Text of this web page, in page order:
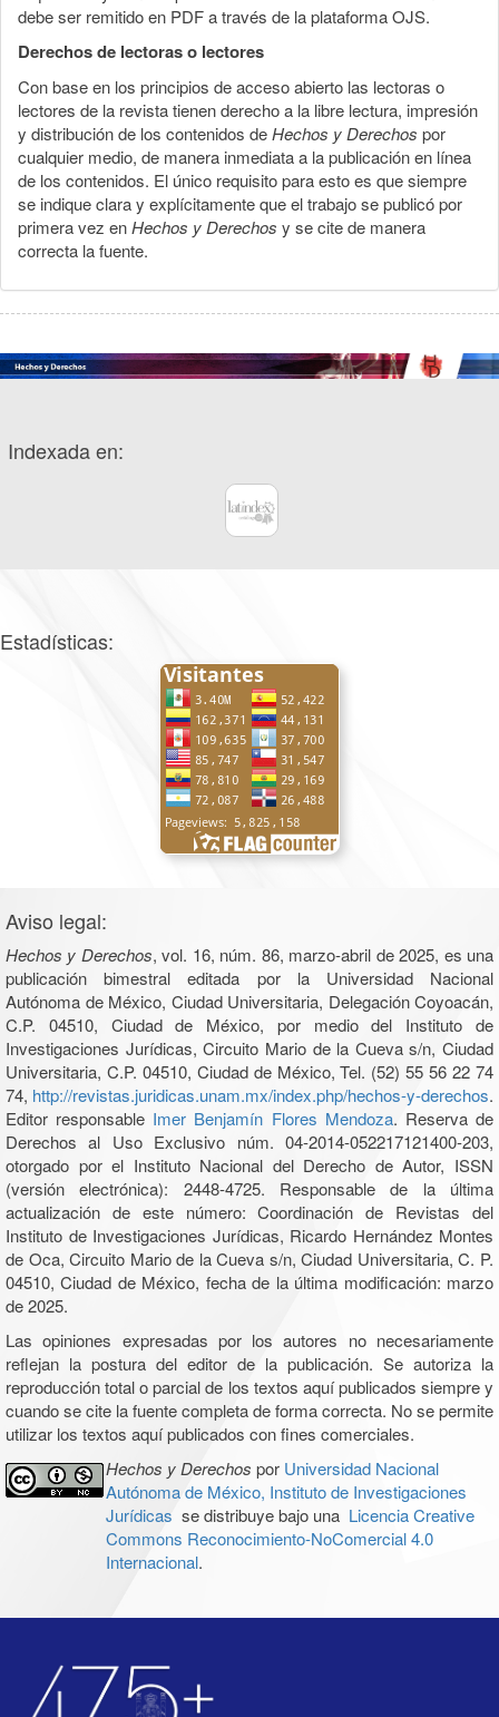
debe ser remitido en PDF a través de la plataforma OJS.
Derechos de lectoras o lectores
Con base en los principios de acceso abierto las lectoras o
lectores de la revista tienen derecho a la libre lectura, impresión
y distribución de los contenidos deHechos y Derechos por
cualquier medio, de manera inmediata a la publicación en línea
de los contenidos. El único requisito para esto es que siempre
se indique clara y explícitamente que el trabajo se publicó por
primera vez enHechos y Derechos y se cite de manera
correcta la fuente.
Indexada en:
Estadísticas:
Aviso legal:
Hechos y Derechos, vol. 16, núm. 86, marzo-abril de 2025, es una
publicación bimestral editada por la Universidad Nacional
Autónoma de México, Ciudad Universitaria, Delegación Coyoacán,
C.P. 04510, Ciudad de México, por medio del Instituto de
Investigaciones Jurídicas, Circuito Mario de la Cueva s/n, Ciudad
Universitaria, C.P. 04510, Ciudad de México, Tel. (52) 55 56 22 74
74, http://revistas.juridicas.unam.mx/index.php/hechos-y-derechos.
Editor responsable Imer Benjamín Flores Mendoza. Reserva de
Derechos al Uso Exclusivo núm. 04-2014-052217121400-203,
otorgado por el Instituto Nacional del Derecho de Autor, ISSN
(versión electrónica): 2448-4725. Responsable de la última
actualización de este número: Coordinación de Revistas del
Instituto de Investigaciones Jurídicas, Ricardo Hernández Montes
de Oca, Circuito Mario de la Cueva s/n, Ciudad Universitaria, C. P.
04510, Ciudad de México, fecha de la última modificación: marzo
de 2025.
Las opiniones expresadas por los autores no necesariamente
reflejan la postura del editor de la publicación. Se autoriza la
reproducción total o parcial de los textos aquí publicados siempre y
cuando se cite la fuente completa de forma correcta. No se permite
utilizar los textos aquí publicados con fines comerciales.
Hechos y Derechos por Universidad Nacional
Autónoma de México, Instituto de Investigaciones
Jurídicas se distribuye bajo una Licencia Creative
Commons Reconocimiento-NoComercial 4.0
Internacional.